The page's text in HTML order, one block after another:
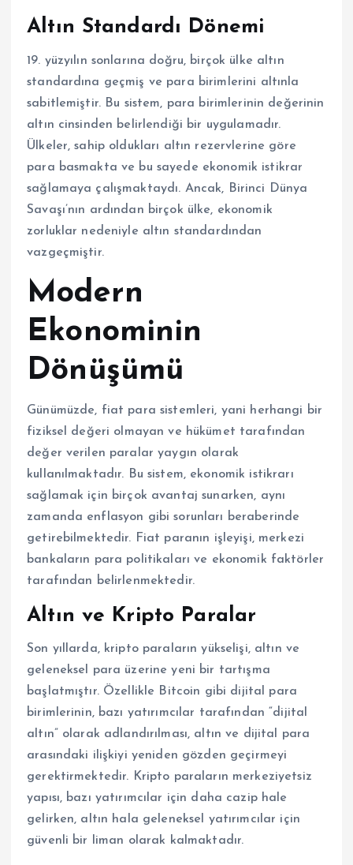
Altın Standardı Dönemi
19. yüzyılın sonlarına doğru, birçok ülke altın
standardına geçmiş ve para birimlerini altınla
sabitlemiştir. Bu sistem, para birimlerinin değerinin
altın cinsinden belirlendiği bir uygulamadır.
Ülkeler, sahip oldukları altın rezervlerine göre
para basmakta ve bu sayede ekonomik istikrar
sağlamaya çalışmaktaydı. Ancak, Birinci Dünya
Savaşı’nın ardından birçok ülke, ekonomik
zorluklar nedeniyle altın standardından
vazgeçmiştir.
Modern
Ekonominin
Dönüşümü
Günümüzde, fiat para sistemleri, yani herhangi bir
fiziksel değeri olmayan ve hükümet tarafından
değer verilen paralar yaygın olarak
kullanılmaktadır. Bu sistem, ekonomik istikrarı
sağlamak için birçok avantaj sunarken, aynı
zamanda enflasyon gibi sorunları beraberinde
getirebilmektedir. Fiat paranın işleyişi, merkezi
bankaların para politikaları ve ekonomik faktörler
tarafından belirlenmektedir.
Altın ve Kripto Paralar
Son yıllarda, kripto paraların yükselişi, altın ve
geleneksel para üzerine yeni bir tartışma
başlatmıştır. Özellikle Bitcoin gibi dijital para
birimlerinin, bazı yatırımcılar tarafından “dijital
altın” olarak adlandırılması, altın ve dijital para
arasındaki ilişkiyi yeniden gözden geçirmeyi
gerektirmektedir. Kripto paraların merkeziyetsiz
yapısı, bazı yatırımcılar için daha cazip hale
gelirken, altın hala geleneksel yatırımcılar için
güvenli bir liman olarak kalmaktadır.